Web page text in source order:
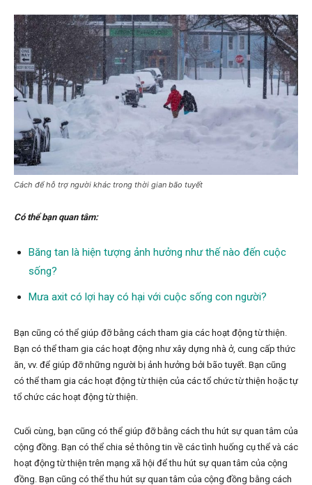
Cách để hỗ trợ người khác trong thời gian bão tuyết
Có thể bạn quan tâm:
Băng tan là hiện tượng ảnh hưởng như thế nào đến cuộc
sống?
Mưa axit có lợi hay có hại với cuộc sống con người?
Bạn cũng có thể giúp đỡ bằng cách tham gia các hoạt động từ thiện.
Bạn có thể tham gia các hoạt động như xây dựng nhà ở, cung cấp thức
ăn, vv. để giúp đỡ những người bị ảnh hưởng bởi bão tuyết. Bạn cũng
có thể tham gia các hoạt động từ thiện của các tổ chức từ thiện hoặc tự
tổ chức các hoạt động từ thiện.
Cuối cùng, bạn cũng có thể giúp đỡ bằng cách thu hút sự quan tâm của
cộng đồng. Bạn có thể chia sẻ thông tin về các tình huống cụ thể và các
hoạt động từ thiện trên mạng xã hội để thu hút sự quan tâm của cộng
đồng. Bạn cũng có thể thu hút sự quan tâm của cộng đồng bằng cách